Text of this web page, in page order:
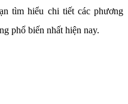
tìm hiểu chi tiết các phương
phổ biến nhất hiện nay.